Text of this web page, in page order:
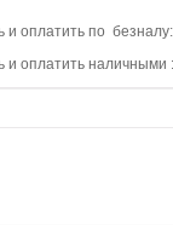
и оплатить по
и оплатить наличными